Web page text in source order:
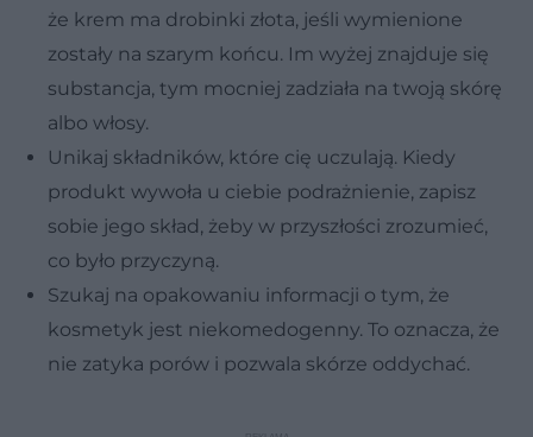
że krem ma drobinki złota, jeśli wymienione
zostały na szarym końcu. Im wyżej znajduje się
substancja, tym mocniej zadziała na twoją skórę
albo włosy.
Unikaj składników, które cię uczulają. Kiedy
produkt wywoła u ciebie podrażnienie, zapisz
sobie jego skład, żeby w przyszłości zrozumieć,
co było przyczyną.
Szukaj na opakowaniu informacji o tym, że
kosmetyk jest niekomedogenny. To oznacza, że
nie zatyka porów i pozwala skórze oddychać.